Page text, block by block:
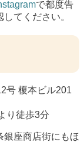
で都度告
てください。
号 榎本ビル201
り徒歩3分
銀座商店街にもほ